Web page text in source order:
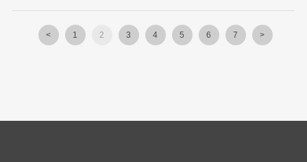
< 1 2 3 4 5 6 7 >